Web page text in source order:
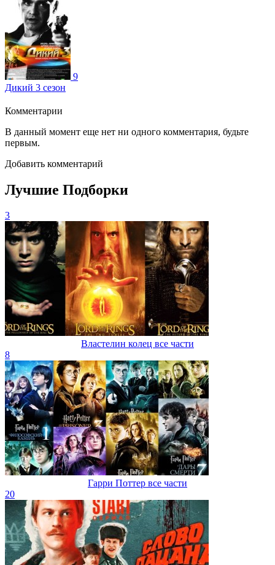
9
Дикий 3 сезон
Комментарии
В данный момент еще нет ни одного комментария, будьте
первым.
Добавить комментарий
Лучшие Подборки
3
Властелин колец все части
8
Гарри Поттер все части
20